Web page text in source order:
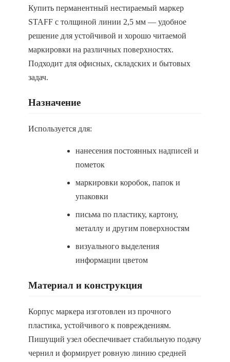
Купить перманентный нестираемый маркер
STAFF с толщиной линии 2,5 мм — удобное
решение для устойчивой и хорошо читаемой
маркировки на различных поверхностях.
Подходит для офисных, складских и бытовых
задач.
Назначение
Используется для:
нанесения постоянных надписей и
пометок
маркировки коробок, папок и
упаковки
письма по пластику, картону,
металлу и другим поверхностям
визуального выделения
информации цветом
Материал и конструкция
Корпус маркера изготовлен из прочного
пластика, устойчивого к повреждениям.
Пишущий узел обеспечивает стабильную подачу
чернил и формирует ровную линию средней